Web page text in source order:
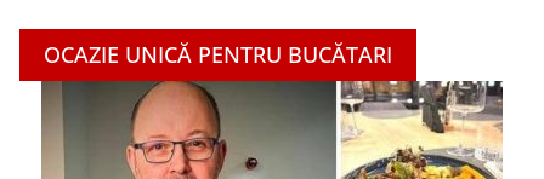
OCAZIE UNICĂ PENTRU BUCĂTARI